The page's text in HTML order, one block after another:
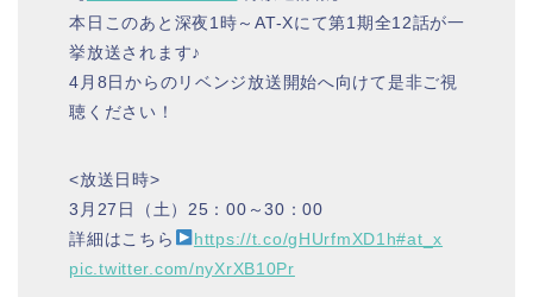
本日このあと深夜1時～AT-Xにて第1期全12話が一
挙放送されます♪
4月8日からのリベンジ放送開始へ向けて是非ご視
聴ください！
<放送日時>
3月27日（土）25：00～30：00
詳細はこちら
https://t.co/gHUrfmXD1h#at_x
pic.twitter.com/nyXrXB10Pr